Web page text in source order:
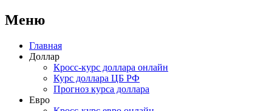
Меню
Перейти
содержимому
Главная
Доллар
Кросс-курс доллара онлайн
Курс доллара ЦБ РФ
Прогноз курса доллара
Евро